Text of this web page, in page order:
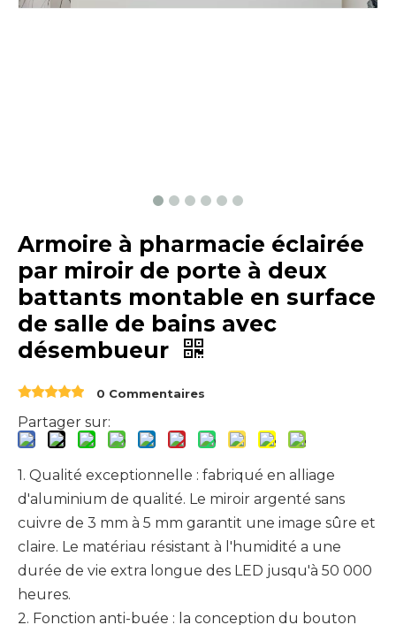
Armoire à pharmacie éclairée
par miroir de porte à deux
battants montable en surface
de salle de bains avec
désembueur
0 Commentaires
Partager sur:
1. Qualité exceptionnelle : fabriqué en alliage
d'aluminium de qualité. Le miroir argenté sans
cuivre de 3 mm à 5 mm garantit une image sûre et
claire. Le matériau résistant à l'humidité a une
durée de vie extra longue des LED jusqu'à 50 000
heures.
2. Fonction anti-buée : la conception du bouton